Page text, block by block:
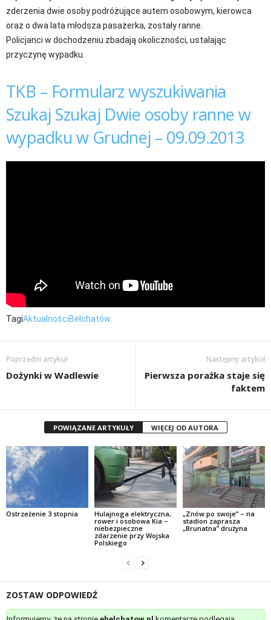
zderzenia dwie osoby podróżujące autem osobowym, kierowca
oraz o dwa lata młodsza pasażerka, zostały ranne.
Policjanci w dochodzeniu zbadają okoliczności, ustalając
przyczynę wypadku.
TKB – Formularz wyszukiwania
Szukaj Szukaj Dwie osoby ranne w
wypadku w Grudnej – 09.09.2013
TagiAktualnościBełchatów
Poprzedni artykuł
Dożynki w Wadlewie
Następny artykuł
Pierwsza porażka staje się
faktem
POWIĄZANE ARTYKUŁY WIĘCEJ OD AUTORA
Ostrzeżenie 3 stopnia
Hulajnoga elektryczna,
rower i osobowa Kia –
niebezpieczne
zdarzenie przy Wojska
Polskiego
„Znów po swoje” – na
stadion zaprasza
„Brunatna” drużyna
ZOSTAW ODPOWIEDŹ